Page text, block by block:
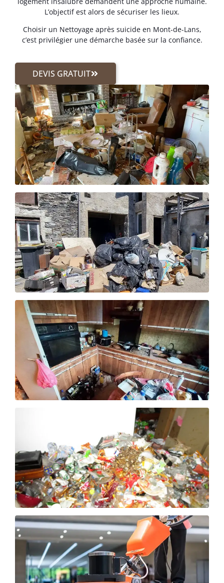
L’objectif est alors de sécuriser les lieux.
Choisir un Nettoyage après suicide en Mont-de-Lans,
c’est privilégier une démarche basée sur la confiance.
DEVIS GRATUIT